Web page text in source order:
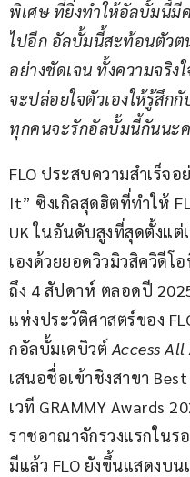
พิเศษ ที่ยิ่งทำให้อัลบั้มนี้มี
ไปอีก อัลบั้มนี้สะท้อนตัวต
อย่างชัดเจน ทั้งความจริง
จะปล่อยใจตัวเองให้รู้สึก
ทุกคนจะรักอัลบั้มนี้กันนะ
FLO ประสบความสำเร็จอ
It” ซิงเกิลสุดฮิตที่ทำให้
UK ในอันดับสูงที่สุดตั้งแ
เองด้วยยอดวิวมิวสิควิดีโอ
ถึง 4 สัปดาห์ ตลอดปี
แห่งประวัติศาสตร์ของ
กอัลบั้มเดบิวต์ Access All
เสนอชื่อเข้าชิงสาขา
เวที GRAMMY Awards
ราชอาณาจักรวงแรกในร
มีแล้ว FLO ยังขึ้นแสดงบน